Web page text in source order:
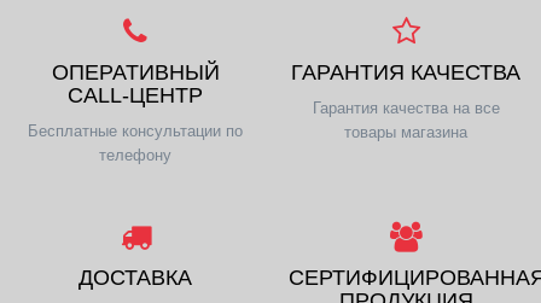
ОПЕРАТИВНЫЙ
CALL-ЦЕНТР
Бесплатные консультации по
телефону
ГАРАНТИЯ КАЧЕСТВА
Гарантия качества на все
товары магазина
ДОСТАВКА